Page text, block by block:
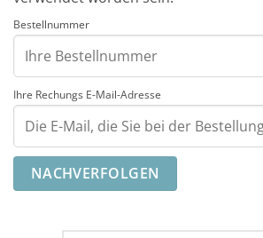
Bestellnummer
Ihre Rechungs E-Mail-Adresse
NACHVERFOLGEN